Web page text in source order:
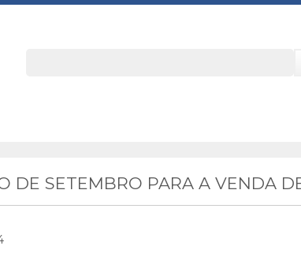
DE SETEMBRO PARA A VENDA